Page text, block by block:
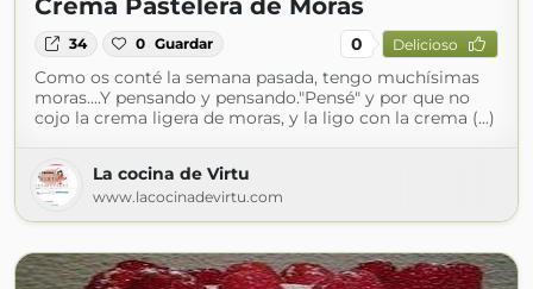
Crema Pastelera de Moras
34 0 Guardar 0 Delicioso
Como os conté la semana pasada, tengo muchísimas
moras....Y pensando y pensando."Pensé" y por que no
cojo la crema ligera de moras, y la ligo con la crema (...)
La cocina de Virtu
www.lacocinadevirtu.com